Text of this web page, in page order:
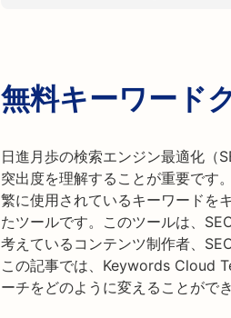
無料キーワード
日進月歩の検索エンジン最適化（
突出度を理解することが重要です
繁に使用されているキーワードを
たツールです。このツールは、
考えているコンテンツ制作者、
この記事では、Keywords Cloud
ーチをどのように変えることがで